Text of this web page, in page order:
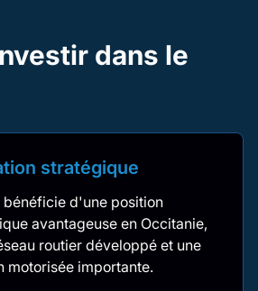
dans le
stratégique
bénéficie d'une position
avantageuse en Occitanie,
routier développé et une
motorisée importante.